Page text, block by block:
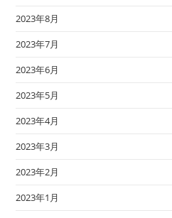
2023年8月
2023年7月
2023年6月
2023年5月
2023年4月
2023年3月
2023年2月
2023年1月